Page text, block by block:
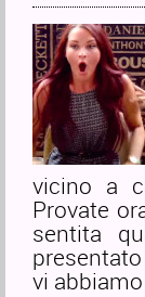
vicino a
Provate
sentita
vi